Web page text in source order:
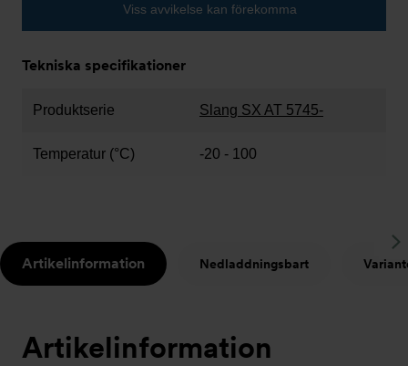
Viss avvikelse kan förekomma
Tekniska specifikationer
Produktserie Slang SX AT 5745-
Temperatur (°C) -20 - 100
Artikelinformation Nedladdningsbart
Artikelinformation